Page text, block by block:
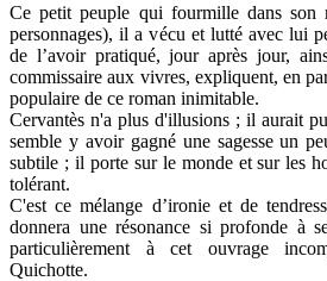
Ce petit peuple qui fourmille dans son
personnages), il a vécu et lutté avec lui
de l’avoir pratiqué, jour après jour,
commissaire aux vivres, expliquent, en
populaire de ce roman inimitable.
Cervantès n'a plus d'illusions ; il aurait
semble y avoir gagné une sagesse un
subtile ; il porte sur le monde et sur les
tolérant.
C'est ce mélange d’ironie et de
donnera une résonance si profonde à
particulièrement à cet ouvrage
Quichotte.